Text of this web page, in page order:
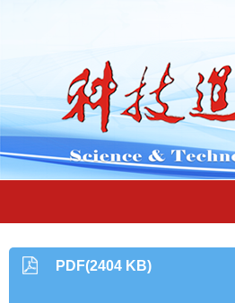
PDF(2404 KB)